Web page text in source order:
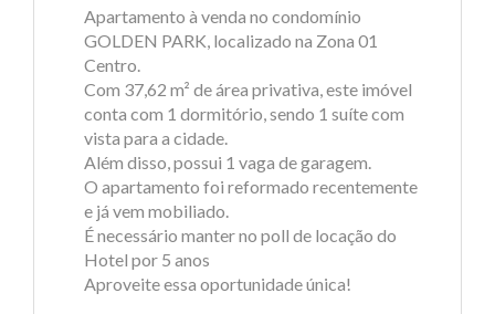
Apartamento à venda no condomínio
GOLDEN PARK, localizado na Zona 01
Centro.
Com 37,62 m² de área privativa, este imóvel
conta com 1 dormitório, sendo 1 suíte com
vista para a cidade.
Além disso, possui 1 vaga de garagem.
O apartamento foi reformado recentemente
e já vem mobiliado.
É necessário manter no poll de locação do
Hotel por 5 anos
Aproveite essa oportunidade única!